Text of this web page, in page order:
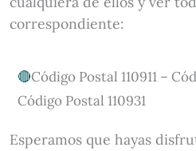
correspondiente:
Código Postal 110911 –
Código Postal 110931
Esperamos que hayas